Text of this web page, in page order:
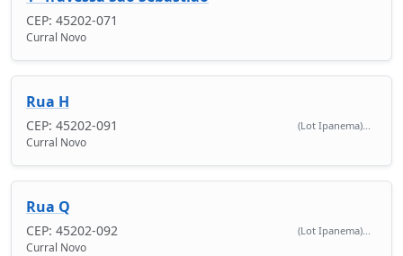
CEP: 45202-071
Curral Novo
Rua H
CEP: 45202-091 (Lot Ipanema)...
Curral Novo
Rua Q
CEP: 45202-092 (Lot Ipanema)...
Curral Novo